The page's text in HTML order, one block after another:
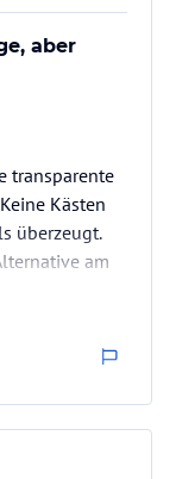
aber
transparente
Kästen
überzeugt.
am
zwei
hat mich
- Kanne
haben wir
Geburtstag